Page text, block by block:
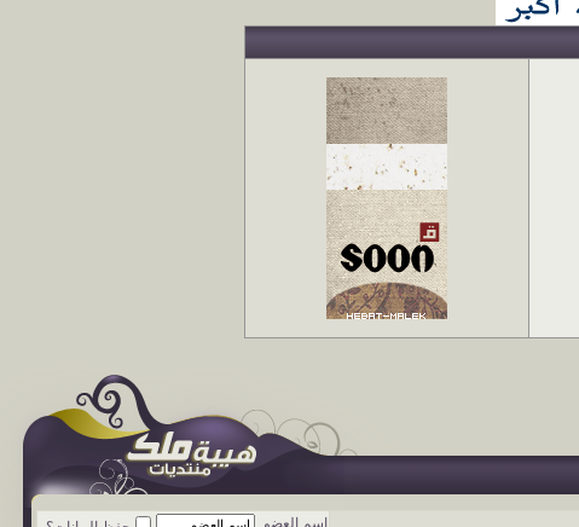
اسم العضو